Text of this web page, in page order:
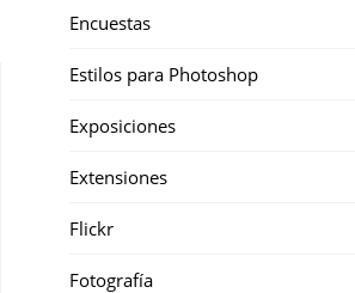
Encuestas
Estilos para Photoshop
Exposiciones
Extensiones
Flickr
Fotografía